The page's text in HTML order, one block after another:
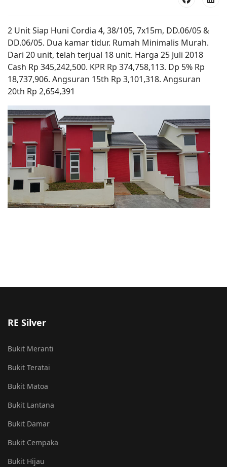
2 Unit Siap Huni Cordia 4, 38/105, 7x15m, DD.06/05 &
DD.06/05. Dua kamar tidur. Rumah Minimalis Murah.
Dari 20 unit, telah terjual 18 unit. Harga 25 Juli 2018
Cash Rp 345,242,500. KPR Rp 374,758,113. Dp 5% Rp
18,737,906. Angsuran 15th Rp 3,101,318. Angsuran
20th Rp 2,654,391
RE Silver
Bukit Meranti
Bukit Teratai
Bukit Matoa
Bukit Lantana
Bukit Damar
Bukit Cempaka
Bukit Hijau